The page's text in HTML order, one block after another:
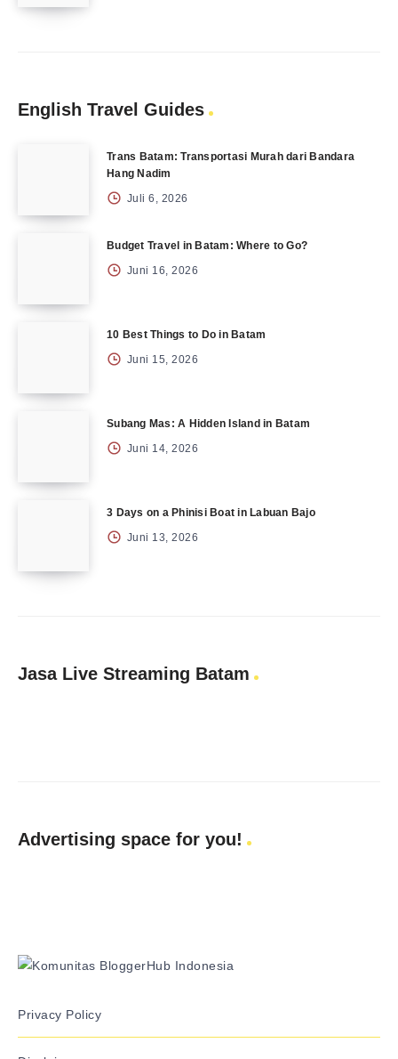
English Travel Guides
Trans Batam: Transportasi Murah dari Bandara
Hang Nadim
Juli 6, 2026
Budget Travel in Batam: Where to Go?
Juni 16, 2026
10 Best Things to Do in Batam
Juni 15, 2026
Subang Mas: A Hidden Island in Batam
Juni 14, 2026
3 Days on a Phinisi Boat in Labuan Bajo
Juni 13, 2026
Jasa Live Streaming Batam
Advertising space for you!
Privacy Policy